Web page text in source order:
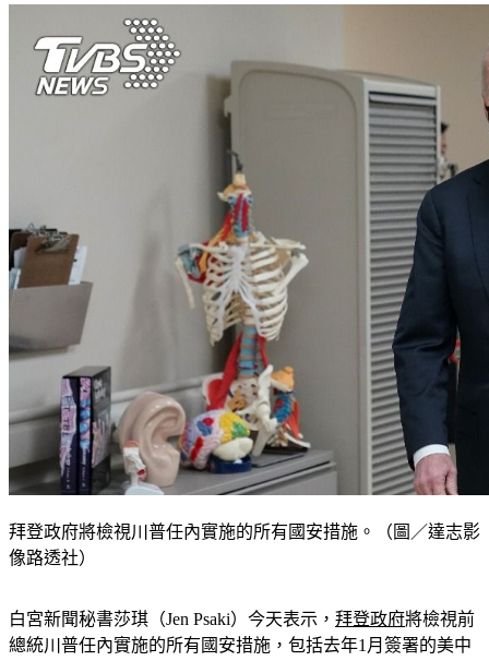
拜登政府將檢視川普任內實施的所有國安措施。（圖／達志影
像路透社）
白宮新聞秘書莎琪（Jen Psaki）今天表示， 拜登政府將檢視前
總統川普任內實施的所有國安措施，包括去年1月簽署的美中